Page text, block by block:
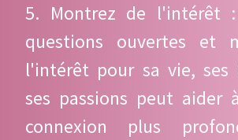
5. Montrez de l'intérêt :
questions ouvertes et
l'intérêt pour sa vie, ses
ses passions peut aider
connexion plus